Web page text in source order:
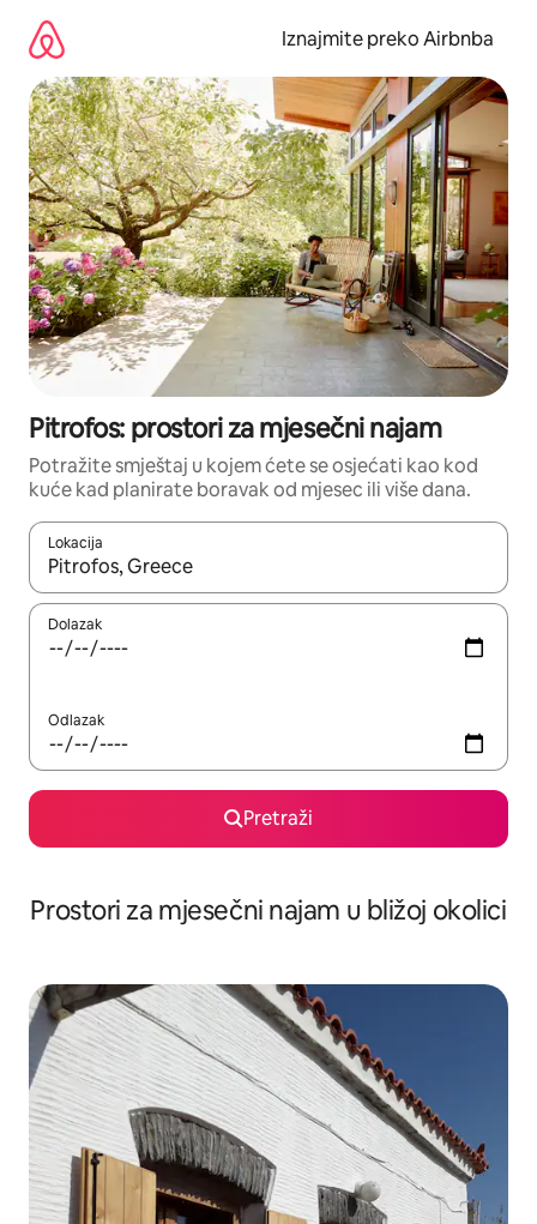
sadržaj
Iznajmite preko Airbnba
Pitrofos: prostori za mjesečni najam
Potražite smještaj u kojem ćete se osjećati kao kod
kuće kad planirate boravak od mjesec ili više dana.
Lokacija
Kada budu dostupni rezultati, moći ćete ih pregledati
Dolazak
Odlazak
Pretraži
Prostori za mjesečni najam u bližoj okolici